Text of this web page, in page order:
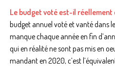
Le budget voté est-il réellement
budget annuel voté et vanté dans
manque chaque année en fin
qui en réalité ne sont pas mis en
mandant en 2020, c’est